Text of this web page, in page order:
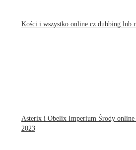
Kości i wszystko online cz dubbing lub
Asterix i Obelix Imperium Środy online
2023